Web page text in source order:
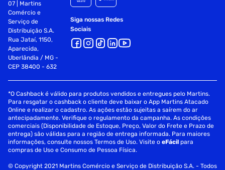
07 | Martins
Comércio e
Serviço de
Distribuição S.A.
Rua Jataí, 1150,
Aparecida,
Uberlândia / MG -
CEP 38400 - 632
Siga nossas Redes
Sociais
*O Cashback é válido para produtos vendidos e entregues pelo Martins.
Para resgatar o cashback o cliente deve baixar o App Martins Atacado
Online e realizar o cadastro. As ações estão sujeitas a saírem do ar
antecipadamente. Verifique o regulamento da campanha. As condições
comerciais (Disponibilidade de Estoque, Preço, Valor do Frete e Prazo de
entrega) são válidas para a região de entrega informada. Para maiores
informações, consulte nossos Termos de Uso. Visite oeFácil para
compras de Uso e Consumo de Pessoa Física.
© Copyright 2021 Martins Comércio e Serviço de Distribuição S.A. - Todos